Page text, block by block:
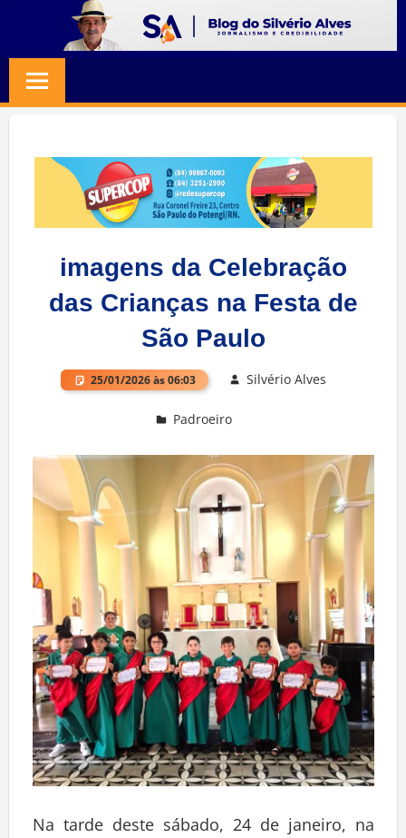
content
SILVERIO
ALVES
Jornalismo
Credibilidade
imagens da Celebração
das Crianças na Festa de
São Paulo
25/01/2026 às 06:03 Silvério Alves
Padroeiro
Na tarde deste sábado, 24 de janeiro, na